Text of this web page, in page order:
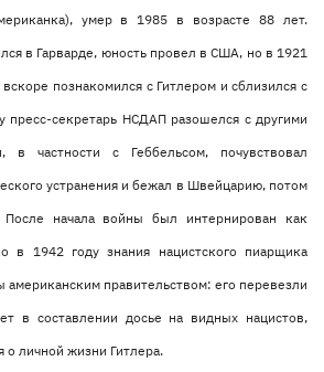
умер в 1985 в возрасте 88 лет.
в Гарварде, юность провел в США, но в 1921
познакомился с Гитлером и сблизился с
пресс-секретарь НСДАП разошелся с другими
в частности с Геббельсом, почувствовал
устранения и бежал в Швейцарию, потом
начала войны был интернирован как
в 1942 году знания нацистского пиарщика
американским правительством: его перевезли
в составлении досье на видных нацистов,
о личной жизни Гитлера.